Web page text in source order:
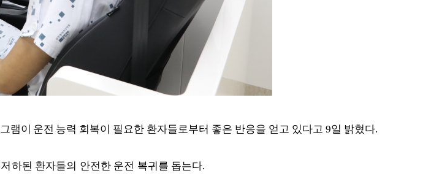
램이 운전 능력 회복이 필요한 환자들로부터 좋은 반응을 얻고 있다고 9일 밝혔다.
하된 환자들의 안전한 운전 복귀를 돕는다.